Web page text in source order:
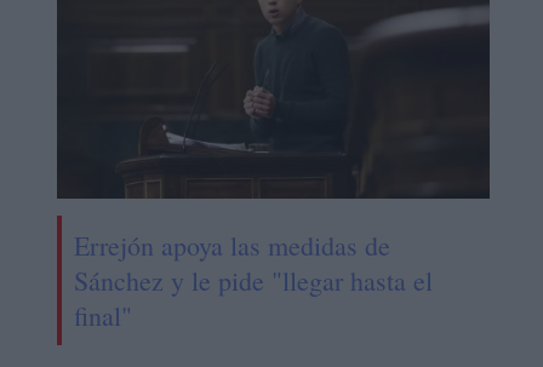
Errejón apoya las medidas de
Sánchez y le pide "llegar hasta el
final"